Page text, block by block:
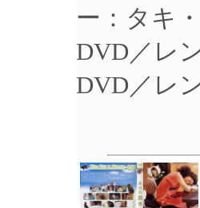
ー：タキ
DVD／レ
DVD／レ